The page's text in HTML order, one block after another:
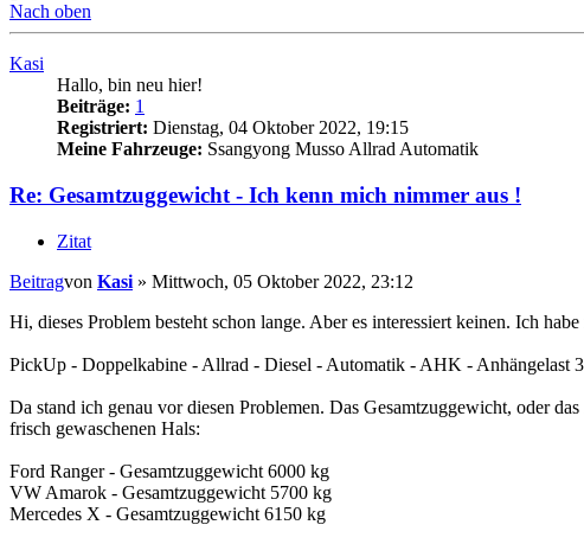
Nach oben
Kasi
Hallo, bin neu hier!
Beiträge: 1
Registriert: Dienstag, 04 Oktober 2022, 19:15
Meine Fahrzeuge: Ssangyong Musso Allrad Automatik
Re: Gesamtzuggewicht - Ich kenn mich nimmer aus !
Zitat
Beitragvon Kasi » Mittwoch, 05 Oktober 2022, 23:12
Hi, dieses Problem besteht schon lange. Aber es interessiert keinen. Ich
PickUp - Doppelkabine - Allrad - Diesel - Automatik - AHK - Anhängelast
Da stand ich genau vor diesen Problemen. Das Gesamtzuggewicht, oder
frisch gewaschenen Hals:
Ford Ranger - Gesamtzuggewicht 6000 kg
VW Amarok - Gesamtzuggewicht 5700 kg
Mercedes X - Gesamtzuggewicht 6150 kg